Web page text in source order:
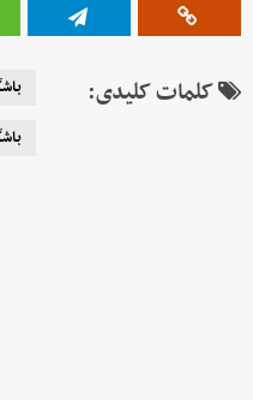
کلمات کلیدی: